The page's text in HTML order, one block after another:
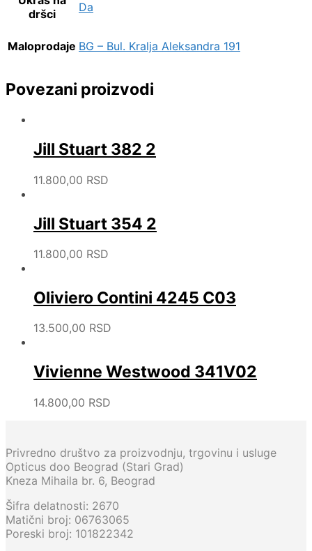
dršci
Da
Maloprodaje BG – Bul. Kralja Aleksandra 191
Povezani proizvodi
Jill Stuart 382 2
11.800,00 RSD
Jill Stuart 354 2
11.800,00 RSD
Oliviero Contini 4245 C03
13.500,00 RSD
Vivienne Westwood 341V02
14.800,00 RSD
Privredno društvo za proizvodnju, trgovinu i usluge
Opticus doo Beograd (Stari Grad)
Kneza Mihaila br. 6, Beograd
Šifra delatnosti: 2670
Matični broj: 06763065
Poreski broj: 101822342